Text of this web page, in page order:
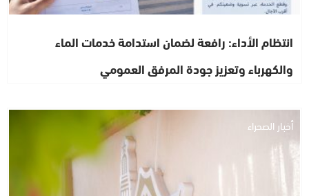
انتظام الأداء: رافعة لضمان استدامة خدمات الماء
والكهرباء وتعزيز جودة المرفق العمومي
أخبار الصحراء